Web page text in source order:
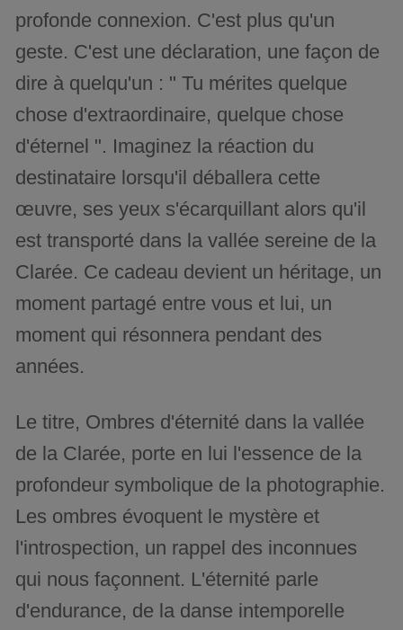
profonde connexion. C'est plus qu'un
geste. C'est une déclaration, une façon de
dire à quelqu'un : " Tu mérites quelque
chose d'extraordinaire, quelque chose
d'éternel ". Imaginez la réaction du
destinataire lorsqu'il déballera cette
œuvre, ses yeux s'écarquillant alors qu'il
est transporté dans la vallée sereine de la
Clarée. Ce cadeau devient un héritage, un
moment partagé entre vous et lui, un
moment qui résonnera pendant des
années.
Le titre, Ombres d'éternité dans la vallée
de la Clarée, porte en lui l'essence de la
profondeur symbolique de la photographie.
Les ombres évoquent le mystère et
l'introspection, un rappel des inconnues
qui nous façonnent. L'éternité parle
d'endurance, de la danse intemporelle